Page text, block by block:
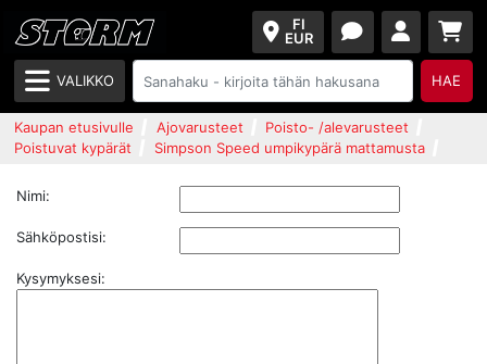
FI
EUR
VALIKKO HAE
Kaupan etusivulle Ajovarusteet
Poisto- /alevarusteet
Poistuvat kypärät
Simpson Speed umpikypärä mattamusta
Nimi:
Sähköpostisi:
Kysymyksesi: